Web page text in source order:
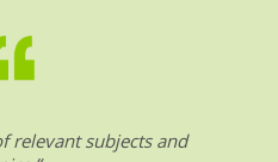
relevant subjects and